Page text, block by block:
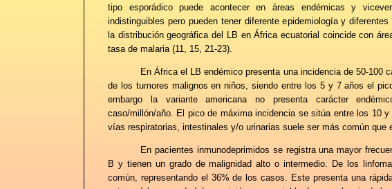
tipo esporádico puede acontecer en áreas endémicas y
indistinguibles pero pueden tener diferente epidemiología y
la distribución geográfica del LB en África ecuatorial coincide con
tasa de malaria (11, 15, 21-23).
En África el LB endémico presenta una incidencia de 50-100
de los tumores malignos en niños, siendo entre los 5 y 7 años el
embargo la variante americana no presenta carácter
caso/millón/año. El pico de máxima incidencia se sitúa entre los 10
vías respiratorias, intestinales y/o urinarias suele ser más común que
En pacientes inmunodeprimidos se registra una mayor
B y tienen un grado de malignidad alto o intermedio. De los
común, representando el 36% de los casos. Este presenta una